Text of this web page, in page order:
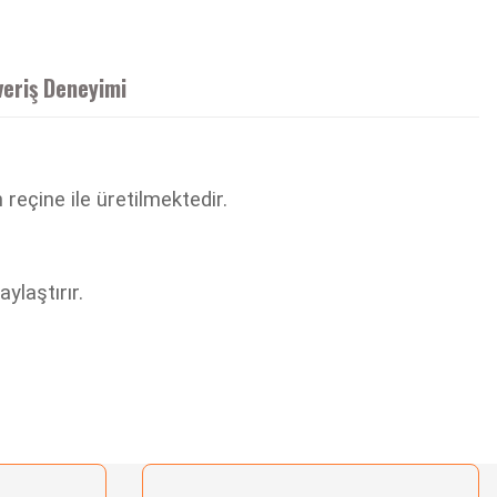
Deneyimi
reçine ile üretilmektedir.